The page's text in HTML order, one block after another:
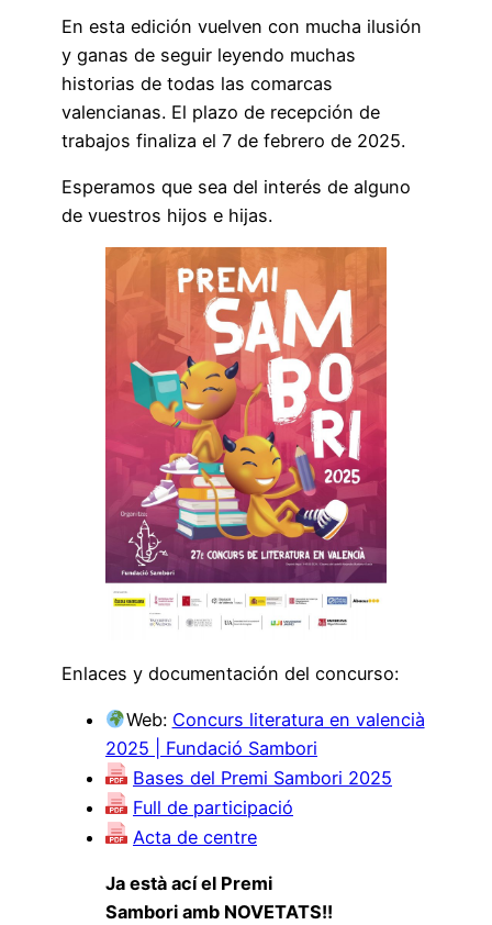
En esta edición vuelven con mucha ilusión
y ganas de seguir leyendo muchas
historias de todas las comarcas
valencianas. El plazo de recepción de
trabajos finaliza el 7 de febrero de 2025.
Esperamos que sea del interés de alguno
de vuestros hijos e hijas.
Enlaces y documentación del concurso:
Web: Concurs literatura en valencià
2025 | Fundació Sambori
Bases del Premi Sambori 2025
Full de participació
Acta de centre
Ja està ací el Premi
Sambori amb NOVETATS!!